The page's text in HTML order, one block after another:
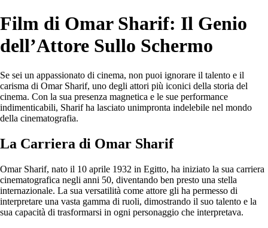
Film di Omar Sharif: Il Genio
dell’Attore Sullo Schermo
Se sei un appassionato di cinema, non puoi ignorare il talento e il
carisma di Omar Sharif, uno degli attori più iconici della storia del
cinema. Con la sua presenza magnetica e le sue performance
indimenticabili, Sharif ha lasciato unimpronta indelebile nel mondo
della cinematografia.
La Carriera di Omar Sharif
Omar Sharif, nato il 10 aprile 1932 in Egitto, ha iniziato la sua carriera
cinematografica negli anni 50, diventando ben presto una stella
internazionale. La sua versatilità come attore gli ha permesso di
interpretare una vasta gamma di ruoli, dimostrando il suo talento e la
sua capacità di trasformarsi in ogni personaggio che interpretava.